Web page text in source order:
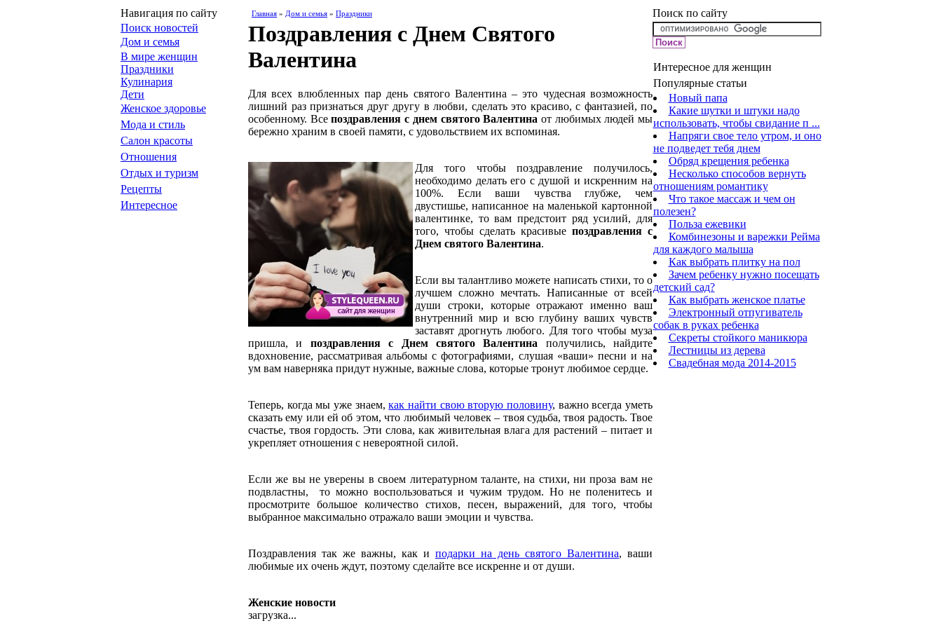
Навигация по сайту
Поиск новостей
Дом и семья
В мире женщин
Праздники
Кулинария
Дети
Женское здоровье
Мода и стиль
Салон красоты
Отношения
Отдых и туризм
Рецепты
Интересное
Главная » Дом и семья » Праздники
Поздравления с Днем Святого
Валентина
Для всех влюбленных пар день святого Валентина – это чудесная возможность
лишний раз признаться друг другу в любви, сделать это красиво, с фантазией, по
особенному. Всепоздравления с днем святого Валентина от любимых людей мы
бережно храним в своей памяти, с удовольствием их вспоминая.
Для того чтобы поздравление получилось,
необходимо делать его с душой и искренним на
100%. Если ваши чувства глубже, чем
двустишье, написанное на маленькой картонной
валентинке, то вам предстоит ряд усилий, для
того, чтобы сделать красивые поздравления с
Днем святого Валентина.
Если вы талантливо можете написать стихи, то о
лучшем сложно мечтать. Написанные от всей
души строки, которые отражают именно ваш
внутренний мир и всю глубину ваших чувств
заставят дрогнуть любого. Для того чтобы муза
пришла, и поздравления с Днем святого Валентина получились, найдите
вдохновение, рассматривая альбомы с фотографиями, слушая «ваши» песни и на
ум вам наверняка придут нужные, важные слова, которые тронут любимое сердце.
Теперь, когда мы уже знаем,как найти свою вторую половину, важно всегда уметь
сказать ему или ей об этом, что любимый человек – твоя судьба, твоя радость. Твое
счастье, твоя гордость. Эти слова, как живительная влага для растений – питает и
укрепляет отношения с невероятной силой.
Если же вы не уверены в своем литературном таланте, на стихи, ни проза вам не
подвластны, то можно воспользоваться и чужим трудом. Но не поленитесь и
просмотрите большое количество стихов, песен, выражений, для того, чтобы
выбранное максимально отражало ваши эмоции и чувства.
Поздравления так же важны, как и подарки на день святого Валентина, ваши
любимые их очень ждут, поэтому сделайте все искренне и от души.
Женские новости
загрузка...
Поиск по сайту
Интересное для женщин
Популярные статьи
Новый папа
Какие шутки и штуки надо
использовать, чтобы свидание п ...
Напряги свое тело утром, и оно
не подведет тебя днем
Обряд крещения ребенка
Несколько способов вернуть
отношениям романтику
Что такое массаж и чем он
полезен?
Польза ежевики
Комбинезоны и варежки Рейма
для каждого малыша
Как выбрать плитку на пол
Зачем ребенку нужно посещать
детский сад?
Как выбрать женское платье
Электронный отпугиватель
собак в руках ребенка
Секреты стойкого маникюра
Лестницы из дерева
Свадебная мода 2014-2015